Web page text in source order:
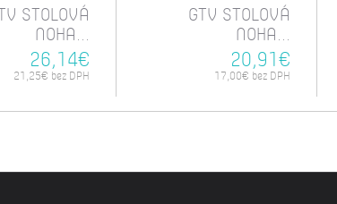
STOLOVÁ
NOHA...
26,14€
21,25€ bez DPH
GTV STOLOVÁ
NOHA...
20,91€
17,00€ bez DPH